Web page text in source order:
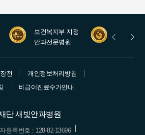
보건복지부 지정
안과전문병원
수련병원
전
개인정보처리방침
비급여진료수가안내
단 새빛안과병원
등록번호 : 128-82-13696